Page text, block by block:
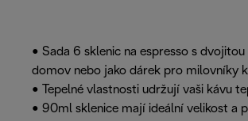
• Sada 6 sklenic na espresso s
domov nebo jako dárek pro milovníky
• Tepelné vlastnosti udržují vaši kávu
• 90ml sklenice mají ideální velikost a